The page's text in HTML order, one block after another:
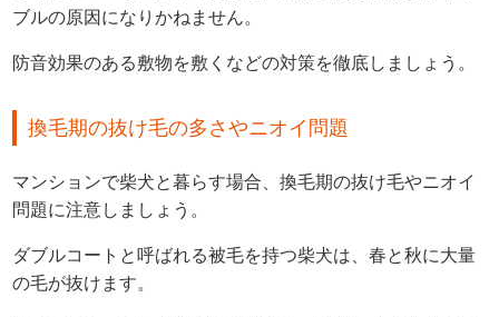
ブルの原因になりかねません。
防音効果のある敷物を敷くなどの対策を徹底しましょう。
換毛期の抜け毛の多さやニオイ問題
マンションで柴犬と暮らす場合、換毛期の抜け毛やニオイ
問題に注意しましょう。
ダブルコートと呼ばれる被毛を持つ柴犬は、春と秋に大量
の毛が抜けます。